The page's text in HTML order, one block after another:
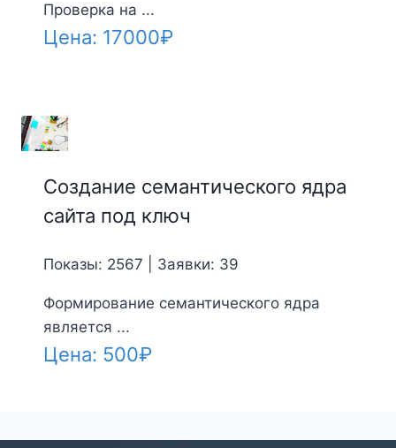
Проверка на ...
Цена: 17000₽
Создание семантического ядра
сайта под ключ
Показы: 2567 | Заявки: 39
Формирование семантического ядра
является ...
Цена: 500₽